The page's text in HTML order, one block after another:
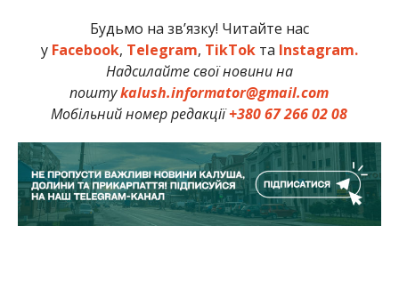
Будьмо на зв’язку! Читайте нас
у Facebook, Telegram, TikTokта Instagram.
Надсилайте свої новини на
поштуkalush.informator@gmail.com
Мобільний номер редакції+380 67 266 02 08